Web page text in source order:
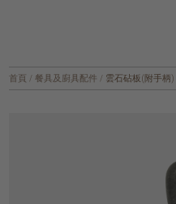
首頁 / 餐具及廚具配件 / 雲石砧板(附手柄)